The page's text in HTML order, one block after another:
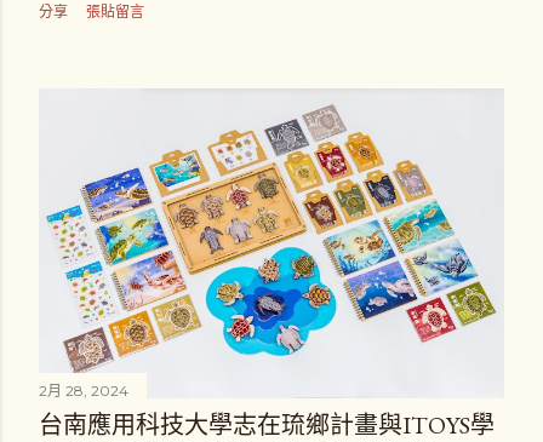
分享 張貼留言
2月 28, 2024
台南應用科技大學志在琉鄉計畫與ITOYS學